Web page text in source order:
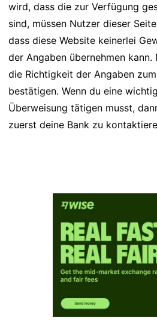
wird, dass die zur Verfügung
sind, müssen Nutzer dieser
dass diese Website keinerlei
der Angaben übernehmen kann.
die Richtigkeit der Angaben
bestätigen. Wenn du eine
Überweisung tätigen musst,
zuerst deine Bank zu